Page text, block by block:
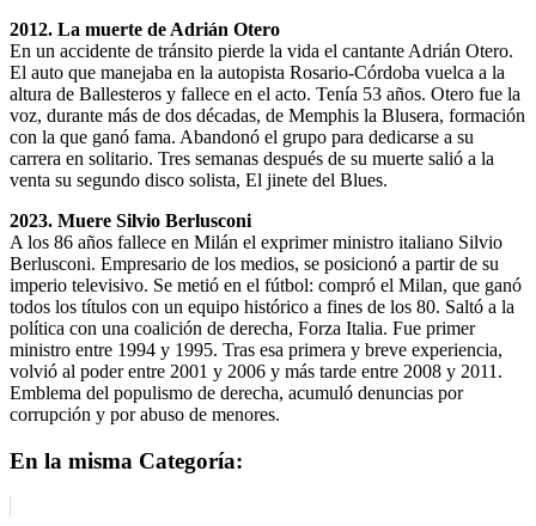
2012. La muerte de Adrián Otero
En un accidente de tránsito pierde la vida el cantante Adrián Otero.
El auto que manejaba en la autopista Rosario-Córdoba vuelca a la
altura de Ballesteros y fallece en el acto. Tenía 53 años. Otero fue la
voz, durante más de dos décadas, de Memphis la Blusera, formación
con la que ganó fama. Abandonó el grupo para dedicarse a su
carrera en solitario. Tres semanas después de su muerte salió a la
venta su segundo disco solista, El jinete del Blues.
2023. Muere Silvio Berlusconi
A los 86 años fallece en Milán el exprimer ministro italiano Silvio
Berlusconi. Empresario de los medios, se posicionó a partir de su
imperio televisivo. Se metió en el fútbol: compró el Milan, que ganó
todos los títulos con un equipo histórico a fines de los 80. Saltó a la
política con una coalición de derecha, Forza Italia. Fue primer
ministro entre 1994 y 1995. Tras esa primera y breve experiencia,
volvió al poder entre 2001 y 2006 y más tarde entre 2008 y 2011.
Emblema del populismo de derecha, acumuló denuncias por
corrupción y por abuso de menores.
En la misma Categoría: